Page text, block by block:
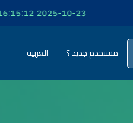
مستخدم جديد ؟ العربية